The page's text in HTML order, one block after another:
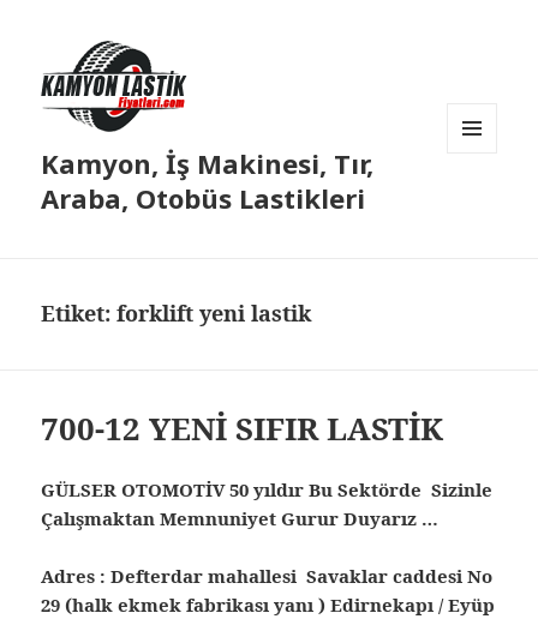
Kamyon, İş Makinesi, Tır,
Araba, Otobüs Lastikleri
Etiket:forklift yeni lastik
700-12 YENİ SIFIR LASTİK
GÜLSER OTOMOTİV 50 yıldır Bu Sektörde Sizinle
Çalışmaktan Memnuniyet Gurur Duyarız …
Adres : Defterdar mahallesi Savaklar caddesi No
29 (halk ekmek fabrikası yanı ) Edirnekapı / Eyüp